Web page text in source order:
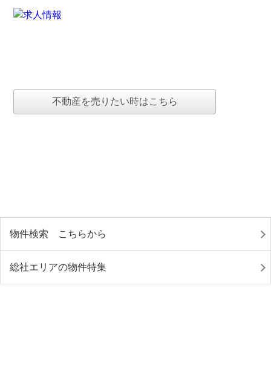
不動産を売りたい時はこちら
物件検索 こちらから
総社エリアの物件特集